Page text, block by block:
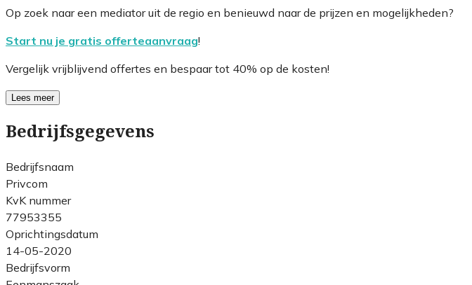
Op zoek naar een mediator uit de regio en benieuwd naar de prijzen en mogelijkheden?
Start nu je gratis offerteaanvraag!
Vergelijk vrijblijvend offertes en bespaar tot 40% op de kosten!
Lees meer
Bedrijfsgegevens
Bedrijfsnaam
Privcom
KvK nummer
77953355
Oprichtingsdatum
14-05-2020
Bedrijfsvorm